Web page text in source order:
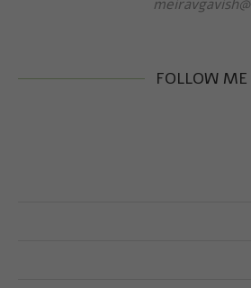
@meiravgavish
FOLLOW ME